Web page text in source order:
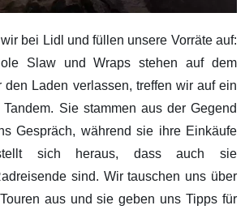
bei Lidl und füllen unsere Vorräte auf:
Slaw und Wraps stehen auf dem
den Laden verlassen, treffen wir auf ein
Sie stammen aus der Gegend
Gespräch, während sie ihre Einkäufe
sich heraus, dass auch sie
sind. Wir tauschen uns über
aus und sie geben uns Tipps für